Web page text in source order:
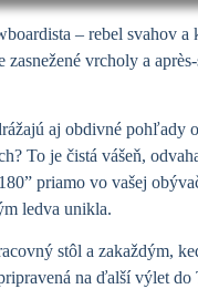
– rebel svahov
vrcholy a
aj obdivné pohľady
To je čistá vášeň,
priamo vo vašej
ledva unikla.
stôl a zakaždým,
na ďalší výlet